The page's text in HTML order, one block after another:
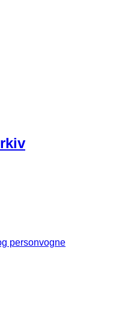
personvogne